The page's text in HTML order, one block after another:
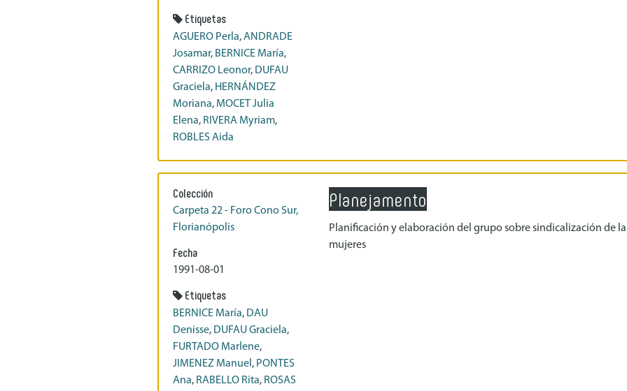
Etiquetas
AGUERO Perla,ANDRADE
Josamar, BERNICE María,
CARRIZO Leonor, DUFAU
Graciela, HERNÁNDEZ
Moriana, MOCET Julia
Elena, RIVERA Myriam,
ROBLES Aida
Colección
Carpeta 22 - Foro Cono Sur,
Florianópolis
Fecha
1991-08-01
Etiquetas
BERNICE María, DAU
Denisse, DUFAU Graciela,
FURTADO Marlene,
JIMENEZ Manuel , PONTES
Ana, RABELLO Rita, ROSAS
Planejamento
Planificación y elaboración del grupo sobre sindicalización de
mujeres